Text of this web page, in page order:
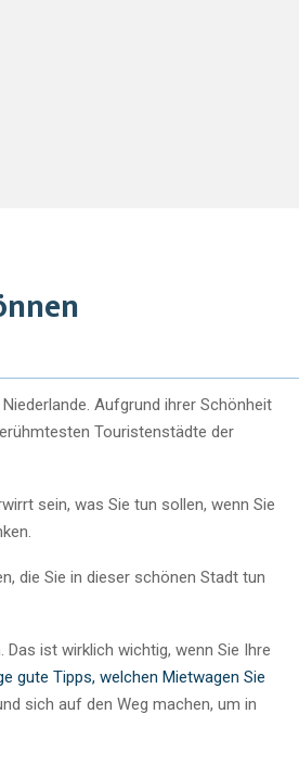
Aufgrund ihrer Schönheit
Touristenstädte der
sein, was Sie tun sollen, wenn Sie
die Sie in dieser schönen Stadt tun
ist wirklich wichtig, wenn Sie Ihre
gute Tipps, welchen Mietwagen Sie
sich auf den Weg machen, um in